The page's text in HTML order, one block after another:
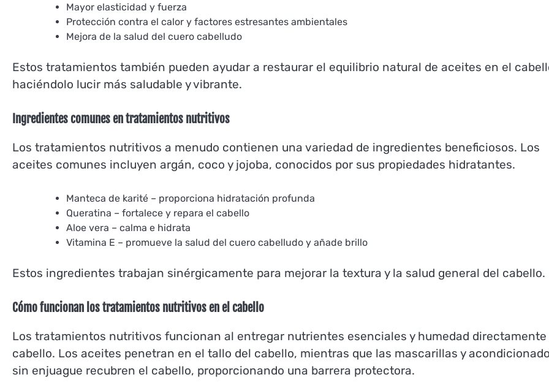
Mayor elasticidad y fuerza
Protección contra el calor y factores estresantes ambientales
Mejora de la salud del cuero cabelludo
Estos tratamientos también pueden ayudar a restaurar el equilibrio natural de aceites en el
haciéndolo lucir más saludable y vibrante.
Ingredientes comunes en tratamientos nutritivos
Los tratamientos nutritivos a menudo contienen una variedad de ingredientes beneficiosos. Los
aceites comunes incluyen argán, coco y jojoba, conocidos por sus propiedades hidratantes.
Manteca de karité – proporciona hidratación profunda
Queratina – fortalece y repara el cabello
Aloe vera – calma e hidrata
Vitamina E – promueve la salud del cuero cabelludo y añade brillo
Estos ingredientes trabajan sinérgicamente para mejorar la textura y la salud general del cabello.
Cómo funcionan los tratamientos nutritivos en el cabello
Los tratamientos nutritivos funcionan al entregar nutrientes esenciales y humedad directamente
cabello. Los aceites penetran en el tallo del cabello, mientras que las mascarillas y
sin enjuague recubren el cabello, proporcionando una barrera protectora.